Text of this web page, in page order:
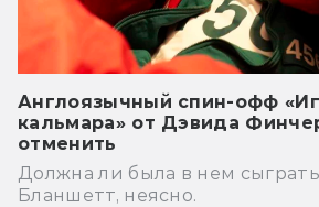
Англоязычный спин-офф
кальмара» от Дэвида
отменить
Должна ли была в нем
Бланшетт, неясно.